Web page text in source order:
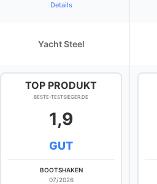
Details
Yacht Steel
TOP PRODUKT
BESTE-TESTSIEGER.DE
1,9
GUT
BOOTSHAKEN
07/2026